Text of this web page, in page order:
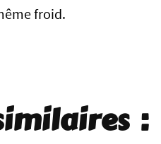
froid.
: